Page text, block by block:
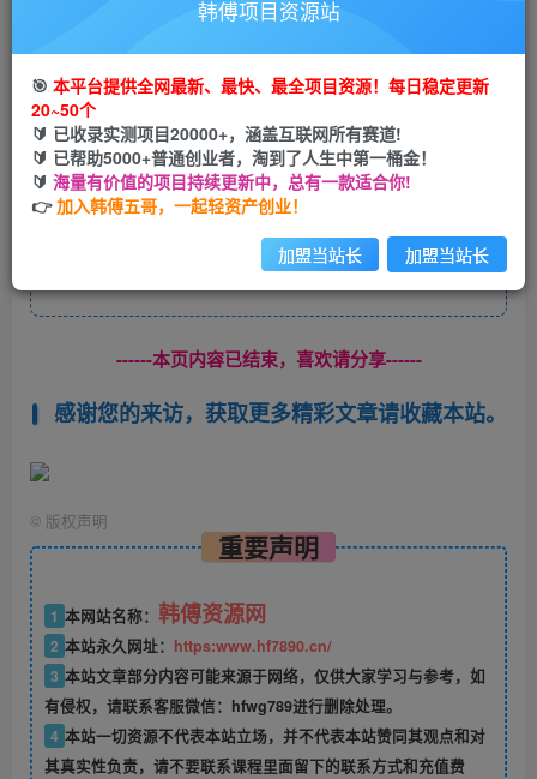
SEO流量：如何使用ChatGPT搞定SEO流量
绘画辅助：如何使用ChatGPT辅助Al绘画
手机App：使用ChatGPT+Midjourney帮忙做了个App
此处内容已隐藏，请付费后查看
------本页内容已结束，喜欢请分享------
感谢您的来访，获取更多精彩文章请收藏本站。
© 版权声明
重要声明
1 本网站名称： 韩傅资源网
2 本站永久网址： https:www.hf7890.cn/
3 本站文章部分内容可能来源于网络，仅供大家学习与参考，如
有侵权，请联系客服微信：hfwg789进行删除处理。
4 本站一切资源不代表本站立场，并不代表本站赞同其观点和对
其真实性负责，请不要联系课程里面留下的联系方式和充值费
韩傅项目资源站
🎯 本平台提供全网最新、最快、最全项目资源！每日稳定更新
20~50个
🔰 已收录实测项目20000+，涵盖互联网所有赛道!
🔰 已帮助5000+普通创业者，淘到了人生中第一桶金！
🔰 海量有价值的项目持续更新中，总有一款适合你!
👉加入韩傅五哥，一起轻资产创业！
加盟当站长 加盟当站长